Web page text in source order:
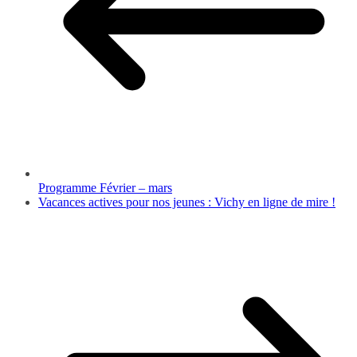
Programme Février – mars
Vacances actives pour nos jeunes : Vichy en ligne de mire !